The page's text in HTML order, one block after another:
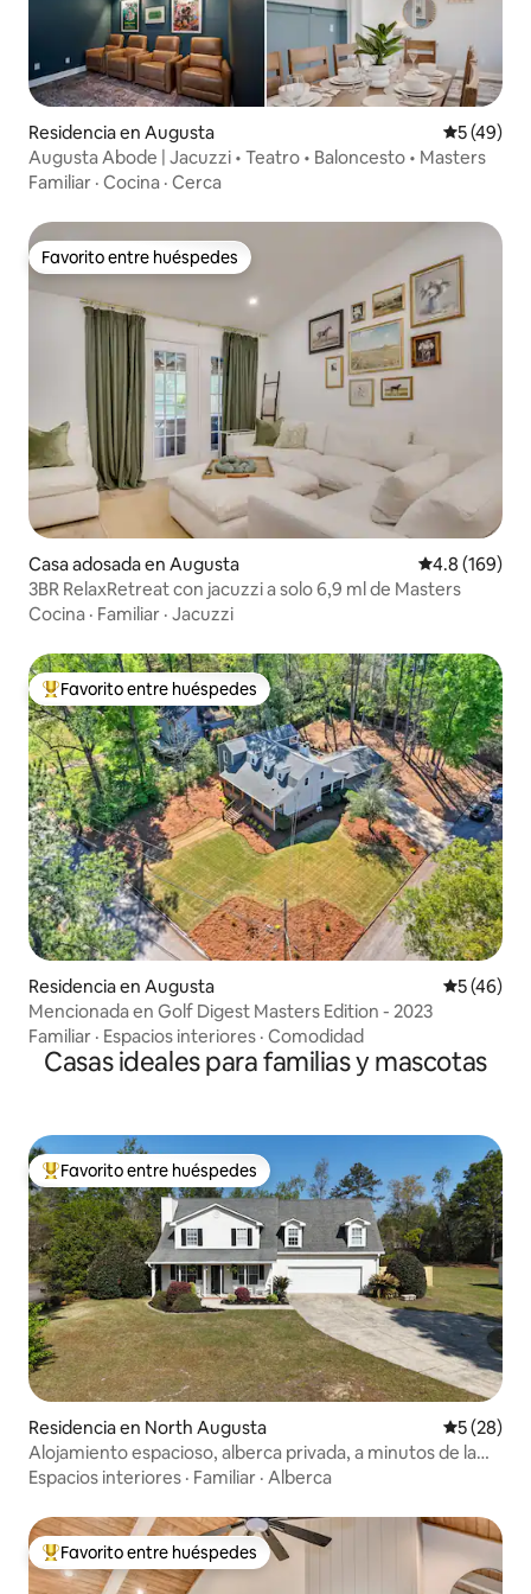
Residencia en Augusta
5 (49)
Augusta Abode | Jacuzzi • Teatro • Baloncesto • Masters
Familiar · Cocina · Cerca
Favorito entre huéspedes
Favorito entre huéspedes
Casa adosada en Augusta Calificación
4.8 (169)
3BR RelaxRetreat con jacuzzi a solo 6,9 ml de Masters
Cocina · Familiar · Jacuzzi
De los mejores en Favorito entre huéspedes
Favorito entre huéspedes
Residencia en Augusta
5 (46)
Mencionada en Golf Digest Masters Edition - 2023
Familiar · Espacios interiores · Comodidad
Casas ideales para familias y mascotas
De los mejores en Favorito entre huéspedes
Favorito entre huéspedes
Residencia en North Augusta
5 (28)
Alojamiento espacioso, alberca privada, a minutos de la
ciudad.
Espacios interiores · Familiar · Alberca
De los mejores en Favorito entre huéspedes
Favorito entre huéspedes